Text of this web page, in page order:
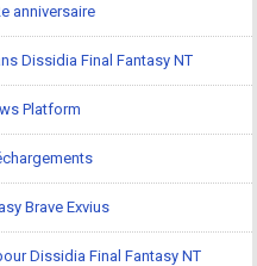
anniversaire
Dissidia Final Fantasy NT
Platform
Brave Exvius
Dissidia Final Fantasy NT